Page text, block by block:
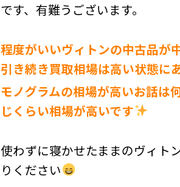
です、有難うございます。
程度がいいヴィトンの中古品が
引き続き買取相場は高い状態に
モノグラムの相場が高いお話は
じくらい相場が高いです
使わずに寝かせたままのヴィト
りください